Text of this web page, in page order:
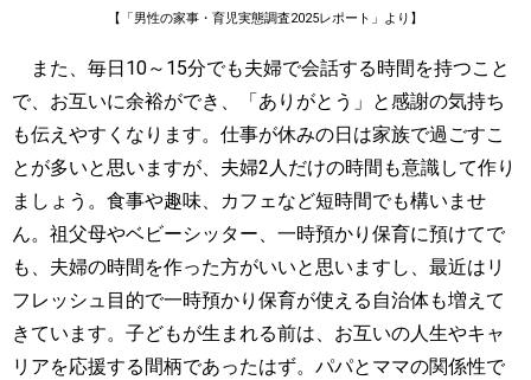
【「男性の家事・育児実態調査2025レポート」より】
また、毎日10～15分でも夫婦で会話する時間を持つこと
で、お互いに余裕ができ、「ありがとう」と感謝の気持ち
も伝えやすくなります。仕事が休みの日は家族で過ごすこ
とが多いと思いますが、夫婦2人だけの時間も意識して作り
ましょう。食事や趣味、カフェなど短時間でも構いませ
ん。祖父母やベビーシッター、一時預かり保育に預けてで
も、夫婦の時間を作った方がいいと思いますし、最近はリ
フレッシュ目的で一時預かり保育が使える自治体も増えて
きています。子どもが生まれる前は、お互いの人生やキャ
リアを応援する間柄であったはず。パパとママの関係性で